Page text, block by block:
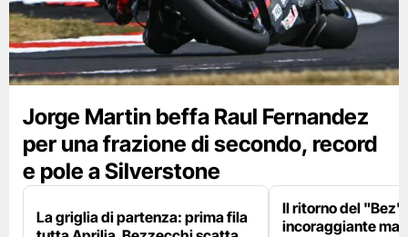
Jorge Martin beffa Raul Fernandez
per una frazione di secondo, record
e pole a Silverstone
La griglia di partenza: prima fila
Il ritorno del "Bez"
incoraggiante ma